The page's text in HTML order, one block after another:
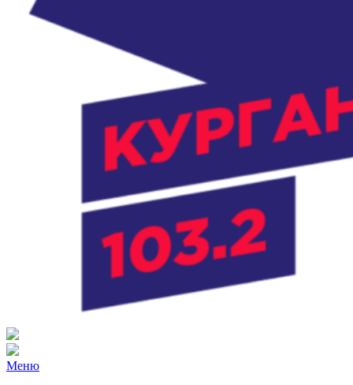
Радио ХИТ FM Курган
103.2 FM
Меню